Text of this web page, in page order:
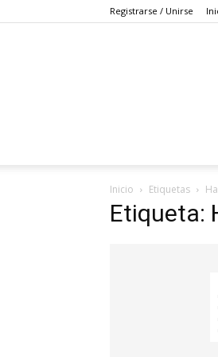
Registrarse / Unirse
Inicio Etiquetas
Etiqueta: